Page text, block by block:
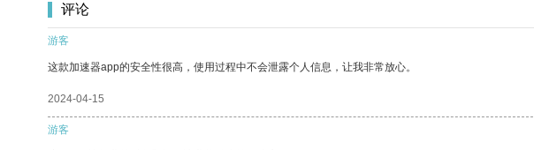
评论
游客
这款加速器app的安全性很高，使用过程中不会泄露个人信息，让我非常放心。
2024-04-15
游客